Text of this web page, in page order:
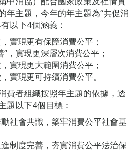
年主題，今年的年主題為“共促消
以下4個涵義：
實現更有保障消費公平；
，實現更深層次消費公平；
實現更大範圍消費公平；
實現更可持續消費公平。
費者組織按照年主題的依據，透
題以下4個目標：
社會共識，築牢消費公平社會基
制度完善，夯實消費公平法治保